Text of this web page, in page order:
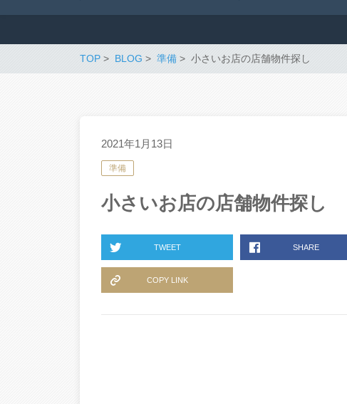
TOP BLOG 準備 小さいお店の店舗物件探し
2021年1月13日
準備
小さいお店の店舗物件探し
TWEET SHARE
COPY LINK